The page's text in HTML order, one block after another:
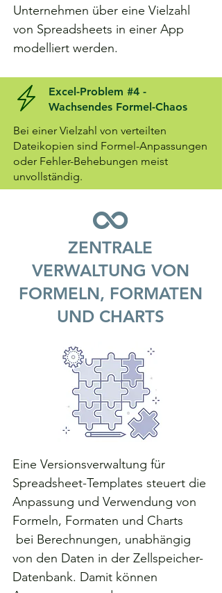
Unternehmen über eine Vielzahl
von Spreadsheets in einer App
modelliert werden.
Excel-Problem #4 -
Wachsendes Formel-Chaos
Bei einer Vielzahl von verteilten
Dateikopien sind Formel-Anpassungen
oder Fehler-Behebungen meist
unvollständig.
ZENTRALE
VERWALTUNG VON
FORMELN, FORMATEN
UND CHARTS
Eine Versionsverwaltung für
Spreadsheet-Templates steuert die
Anpassung und Verwendung von
Formeln, Formaten und Charts
bei Berechnungen, unabhängig
von den Daten in der Zellspeicher-
Datenbank. Damit können